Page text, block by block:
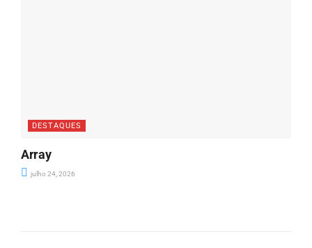
DESTAQUES
Array
julho 24, 2026